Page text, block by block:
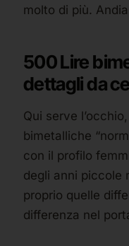
molto di più.
500 Lire
dettagli da
Qui serve
bimetalliche
con il profilo
degli anni piccole
proprio quelle
differenza nel